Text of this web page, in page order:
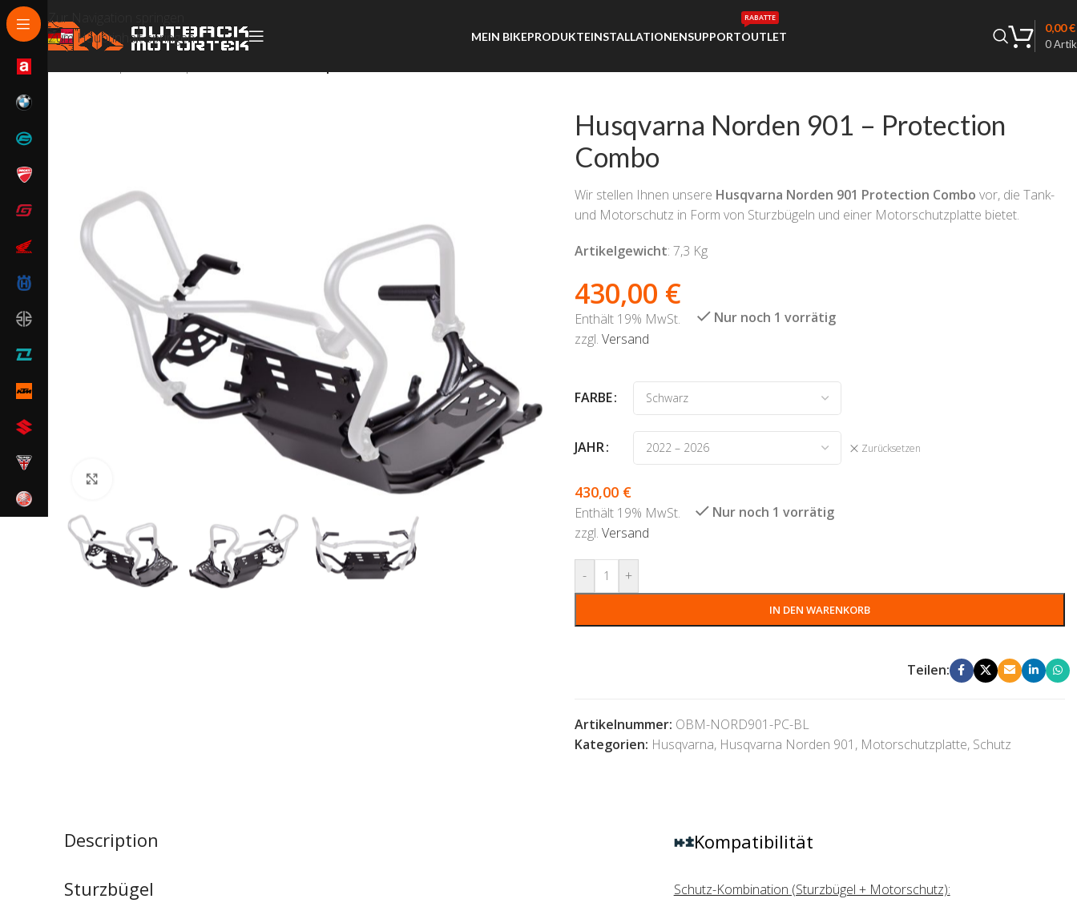
Zur Navigation springen
Zum Hauptinhalt springen
MEIN BIKEPRODUKTEINSTALLATIONENSUPPORTOUTLET
RABATTE
0
0,00€
Husqvarna Norden 901 – Protection
Combo
Wir stellen Ihnen unsere Husqvarna Norden 901 Protection Combo vor, die Tank-
und Motorschutz in Form von Sturzbügeln und einer Motorschutzplatte bietet.
Artikelgewicht: 7,3 Kg
430,00 €
Enthält 19% MwSt.
zzgl. Versand
Nur noch 1 vorrätig
FARBE
JAHR Zurücksetzen
430,00 €
Enthält 19% MwSt.
zzgl. Versand
Nur noch 1 vorrätig
- +
IN DEN WARENKORB
Teilen:
Artikelnummer: OBM-NORD901-PC-BL
Kategorien: Husqvarna, Husqvarna Norden 901 , Motorschutzplatte, Schutz
Description
Sturzbügel
Kompatibilität
Schutz-Kombination (Sturzbügel + Motorschutz):